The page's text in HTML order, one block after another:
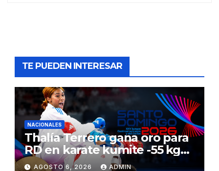
TE PUEDEN INTERESAR
NACIONALES
Thalía Terrero gana oro para
RD en karate kumite -55 kg
en Santo Domingo 2026
AGOSTO 6, 2026 ADMIN